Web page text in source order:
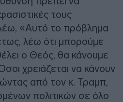
τους
«Αυτό το πρόβλημα
λέω ότι μπορούμε
ο Θεός, θα κάνουμε
χρειάζεται να κάνουν
από τον κ. Τραμπ,
πολιτικών σε όλο